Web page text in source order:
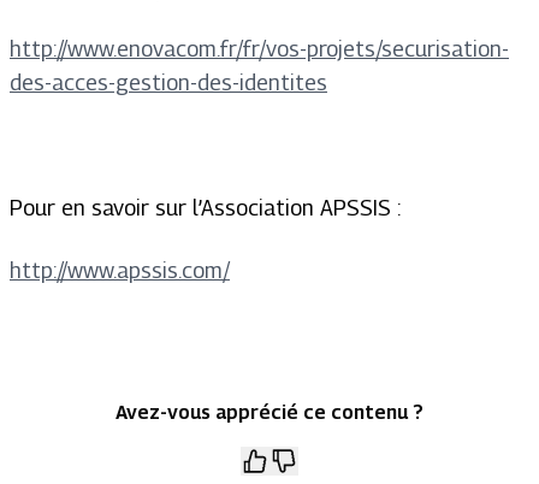
http://www.enovacom.fr/fr/vos-projets/securisation-
des-acces-gestion-des-identites
Pour en savoir sur l’Association APSSIS :
http://www.apssis.com/
Avez-vous apprécié ce contenu ?